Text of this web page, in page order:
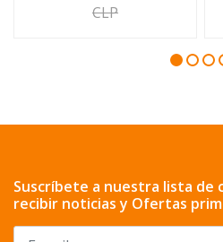
CLP
Suscríbete a nuestra lista de
recibir noticias y Ofertas